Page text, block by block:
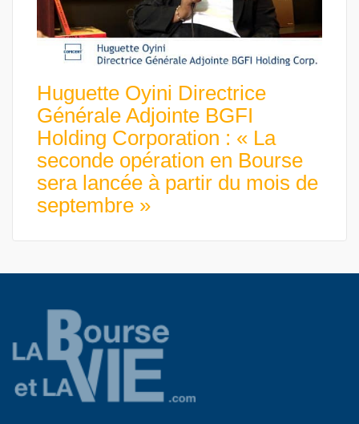
Huguette Oyini Directrice
Générale Adjointe BGFI
Holding Corporation : « La
seconde opération en Bourse
sera lancée à partir du mois de
septembre »